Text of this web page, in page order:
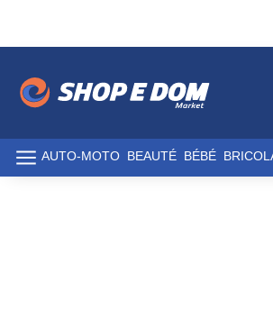
AUTO-MOTO BEAUTÉ BÉBÉ